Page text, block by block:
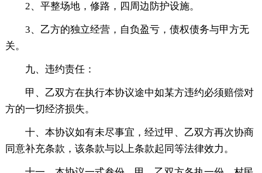
2、平整场地，修路，四周边防护设施。
3、乙方的独立经营，自负盈亏，债权债务与甲方无
关。
九、违约责任：
甲、乙双方在执行本协议途中如某方违约必须赔偿对
方的一切经济损失。
十、本协议如有未尽事宜，经过甲、乙双方再次协商
同意补充条款，该条款与以上条款起同等法律效力。